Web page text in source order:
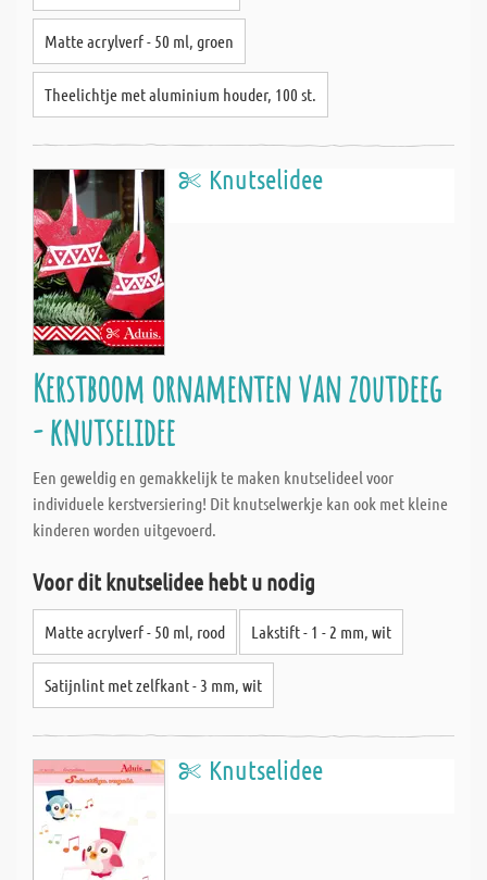
Matte acrylverf - 50 ml, groen
Theelichtje met aluminium houder, 100 st.
Knutselidee
Kerstboom ornamenten van zoutdeeg
- knutselidee
Een geweldig en gemakkelijk te maken knutselideel voor
individuele kerstversiering! Dit knutselwerkje kan ook met kleine
kinderen worden uitgevoerd.
Voor dit knutselidee hebt u nodig
Matte acrylverf - 50 ml, rood Lakstift - 1 - 2 mm, wit
Satijnlint met zelfkant - 3 mm, wit
Knutselidee